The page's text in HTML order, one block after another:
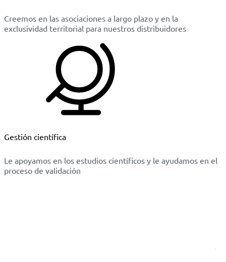
Creemos en las asociaciones a largo plazo y en la
exclusividad territorial para nuestros distribuidores
Gestión científica
Le apoyamos en los estudios científicos y le ayudamos en el
proceso de validación